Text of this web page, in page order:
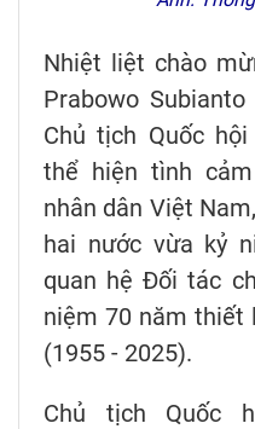
Nhiệt liệt chào
Prabowo
Chủ tịch Quốc
thể hiện tình
nhân dân Việt
hai nước vừa kỷ
quan hệ Đối tác
niệm 70 năm thiết
(1955 - 2025).
Chủ tịch Quốc